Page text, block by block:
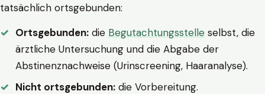
tatsächlich ortsgebunden:
Ortsgebunden: die Begutachtungsstelle selbst, die
ärztliche Untersuchung und die Abgabe der
Abstinenznachweise (Urinscreening, Haaranalyse).
Nicht ortsgebunden: die Vorbereitung.